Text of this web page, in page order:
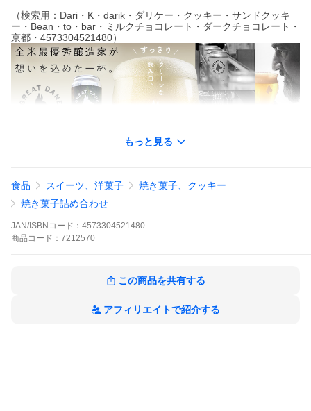
（検索用：Dari・K・darik・ダリケー・クッキー・サンドクッキ
ー・Bean・to・bar・ミルクチョコレート・ダークチョコレート・
京都・4573304521480）
▼ おすすめ商品はこちら ▼
もっと見る
食品 スイーツ、洋菓子
焼き菓子、クッキー
焼き菓子詰め合わせ
JAN/ISBNコード： 4573304521480
商品 コード： 7212570
この商品を共有する
アフィリエイトで紹介する